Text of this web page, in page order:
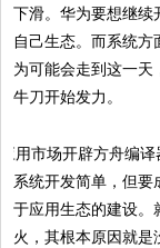
下滑。华为要想继续
自己生态。而系统
为可能会走到这一
牛刀开始发力。
系统开发简单，但
于应用生态的建设。
火，其根本原因就